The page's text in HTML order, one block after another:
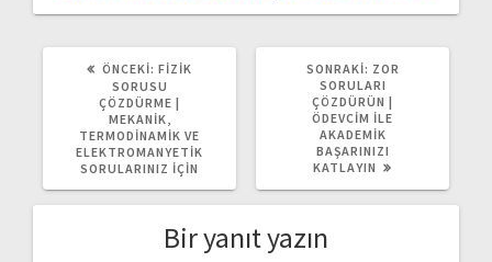
ÖNCEKI: ÖNCEKI
YAZI:
FIZIK
SORUSU
ÇÖZDÜRME |
MEKANIK,
TERMODINAMIK VE
ELEKTROMANYETIK
SORULARINIZ IÇIN
SONRAKI: SONRAKI
YAZI:
ZOR
SORULARI
ÇÖZDÜRÜN |
ÖDEVCIM ILE
AKADEMIK
BAŞARINIZI
KATLAYIN
Bir yanıt yazın